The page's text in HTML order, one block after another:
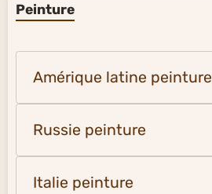
Peinture
Amérique latine peinture
Russie peinture
Italie peinture